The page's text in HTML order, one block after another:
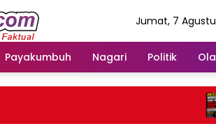
Jumat, 7
Payakumbuh Nagari Politik